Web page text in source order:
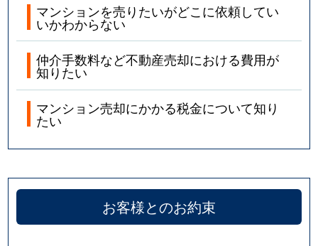
マンションを売りたいがどこに依頼してい
いかわからない
仲介手数料など不動産売却における費用が
知りたい
マンション売却にかかる税金について知り
たい
お客様とのお約束